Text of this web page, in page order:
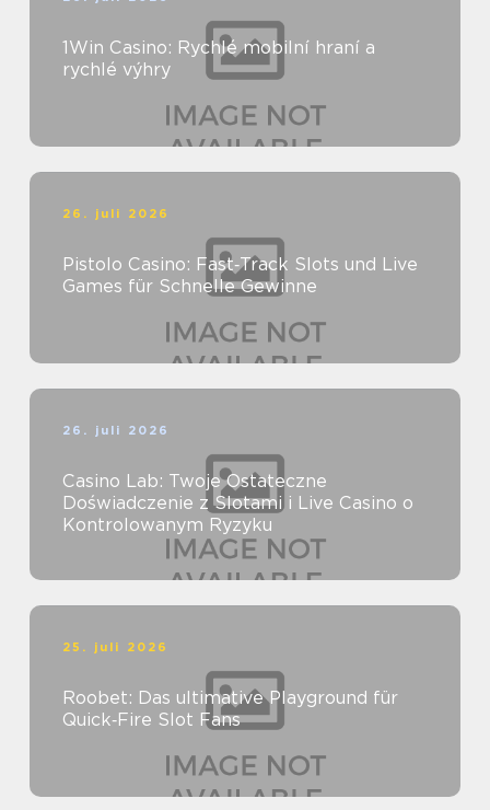
1Win Casino: Rychlé mobilní hraní a
rychlé výhry
26. juli 2026
Pistolo Casino: Fast‑Track Slots und Live
Games für Schnelle Gewinne
26. juli 2026
Casino Lab: Twoje Ostateczne
Doświadczenie z Slotami i Live Casino o
Kontrolowanym Ryzyku
25. juli 2026
Roobet: Das ultimative Playground für
Quick‑Fire Slot Fans